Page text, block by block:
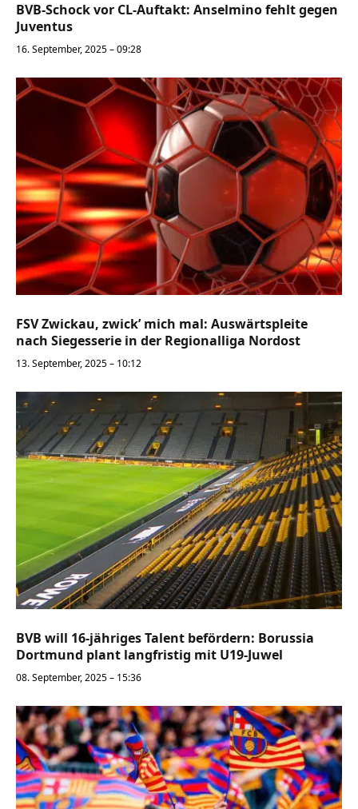
BVB-Schock vor CL-Auftakt: Anselmino fehlt gegen
Juventus
16. September, 2025 – 09:28
FSV Zwickau, zwick’ mich mal: Auswärtspleite
nach Siegesserie in der Regionalliga Nordost
13. September, 2025 – 10:12
BVB will 16-jähriges Talent befördern: Borussia
Dortmund plant langfristig mit U19-Juwel
08. September, 2025 – 15:36